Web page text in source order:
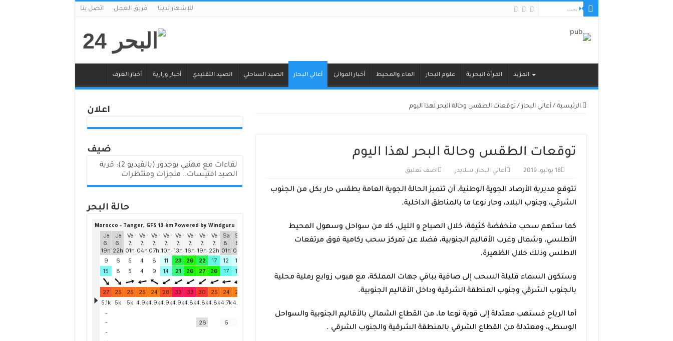
اتصل بنا فريق العمل للإشهار لدينا
أخبار الغرف أخبار وزارية الصيد التقليدي الصيد الساحلي أعالي البحار أخبار الموانئ الماء والمحيط علوم البحار المرأة البحرية المزيد
الرئيسية / أعالي البحار / توقعات الطقس وحالة البحر لهذا اليوم
توقعات الطقس وحالة البحر لهذا اليوم
18 يوليو، 2019 أعالي البحار, سلايدر اضف تعليق
تتوقع مديرية الأرصاد الجوية الوطنية، أن تتميز الحالة الجوية العامة بطقس حار بكل من الجنوب
الشرقي، وجنوب البلاد، وحار نوعا ما بالمناطق الداخلية.
كما ستهم سحب منخفضة كثيفة، خلال الصباح و الليل، كلا من سواحل وسهول المحيط
الأطلسي، وشمال وغرب الأقاليم الجنوبية، فضلا عن تمركز سحب ركامية فوق مرتفعات
الاطلس وذلك خلال الظهيرة.
وستكون السماء قليلة السحب إلى صافية بباقي جهات المملكة، مع هبوب زوابع رملية محلية
بالجنوب الشرقي وجنوب المنطقة الشرقية وداخل الأقاليم الجنوبية.
أما الرياح فستهب معتدلة إلى قوية نوعا ما، من القطاع الشمالي بالأقاليم الجنوبية والسواحل
الوسطى، ومعتدلة من القطاع الشرقي بالمنطقة الشرقية والجنوب الشرقي .
اعلان
ضيف
لقاءات مع مهنيي بوجدور (بالفيديو 2): قرية
الصيد افتيسات.. منجزات ومنتظرات
حالة البحر